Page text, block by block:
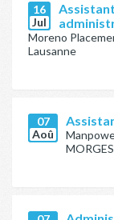
16
Jul
Moreno
Lausanne
07
Aoû
MORGES